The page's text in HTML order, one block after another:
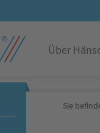
Über
Sie